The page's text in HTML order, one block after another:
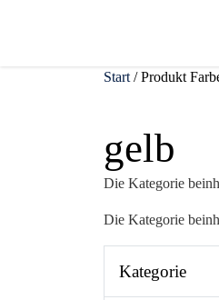
Start / Produkt
gelb
Die Kategorie
Die Kategorie
Kategorie